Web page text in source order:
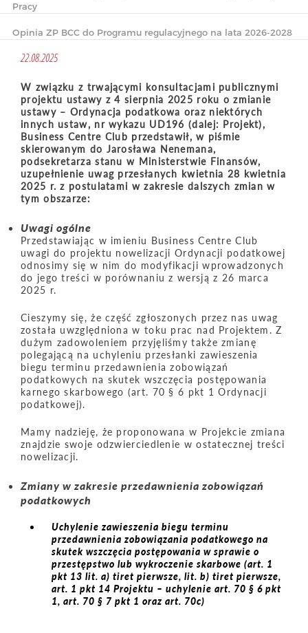
Pracy
Opinia ZP BCC do Programu regulacyjnego na lata 2026-2028
22.08.2025
W związku z trwającymi konsultacjami publicznymi
projektu ustawy z 4 sierpnia 2025 roku o zmianie
ustawy – Ordynacja podatkowa oraz niektórych
innych ustaw, nr wykazu UD196 (dalej: Projekt),
Business Centre Club przedstawił, w piśmie
skierowanym do Jarosława Nenemana,
podsekretarza stanu w Ministerstwie Finansów,
uzupełnienie uwag przesłanych kwietnia 28 kwietnia
2025 r. z postulatami w zakresie dalszych zmian w
tym obszarze:
Uwagi ogólne
Przedstawiając w imieniu Business Centre Club
uwagi do projektu nowelizacji Ordynacji podatkowej
odnosimy się w nim do modyfikacji wprowadzonych
do jego treści w porównaniu z wersją z 26 marca
2025 r.
Cieszymy się, że część zgłoszonych przez nas uwag
została uwzględniona w toku prac nad Projektem. Z
dużym zadowoleniem przyjęliśmy także zmianę
polegającą na uchyleniu przesłanki zawieszenia
biegu terminu przedawnienia zobowiązań
podatkowych na skutek wszczęcia postępowania
karnego skarbowego (art. 70 § 6 pkt 1 Ordynacji
podatkowej).
Mamy nadzieję, że proponowana w Projekcie zmiana
znajdzie swoje odzwierciedlenie w ostatecznej treści
nowelizacji.
Zmiany w zakresie przedawnienia zobowiązań
podatkowych
Uchylenie zawieszenia biegu terminu
przedawnienia zobowiązania podatkowego na
skutek wszczęcia postępowania w sprawie o
przestępstwo lub wykroczenie skarbowe (art. 1
pkt 13 lit. a) tiret pierwsze, lit. b) tiret pierwsze,
art. 1 pkt 14 Projektu – uchylenie art. 70 § 6 pkt
1, art. 70 § 7 pkt 1 oraz art. 70c)